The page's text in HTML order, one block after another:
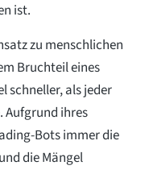
ist.
zu menschlichen
Bruchteil eines
schneller, als jeder
Aufgrund ihres
Bots immer die
die Mängel